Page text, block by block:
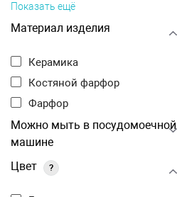
Показать ещё
Материал изделия
Керамика
Костяной фарфор
Фарфор
Можно мыть в посудомоечной
машине
Цвет
?